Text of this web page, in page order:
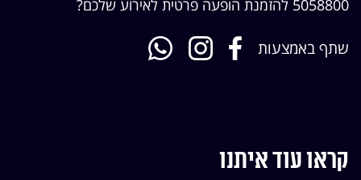
5058800 להזמנת הופעה פרטית לאירוע שלכם?
שתף באמצעות
קראו עוד איתנו